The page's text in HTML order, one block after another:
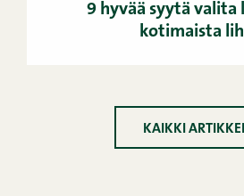
9 hyvää syytä valita
kotimaista
KAIKKI